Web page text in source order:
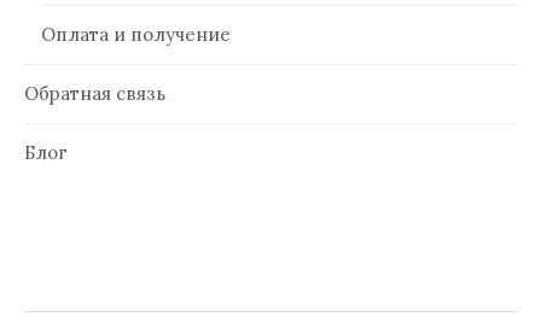
Оплата и получение
Обратная связь
Блог